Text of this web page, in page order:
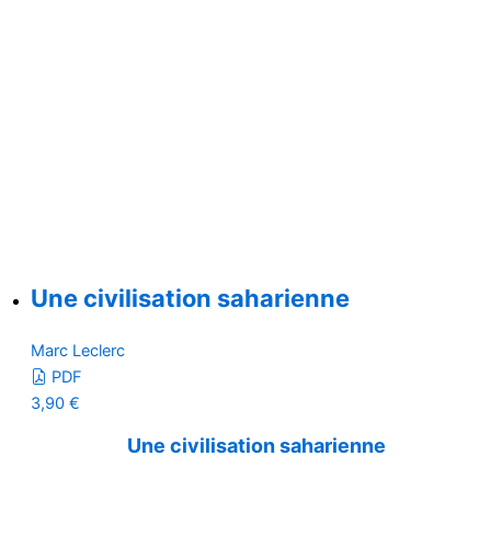
Une civilisation saharienne
Marc Leclerc
PDF
3,90 €
Une civilisation saharienne